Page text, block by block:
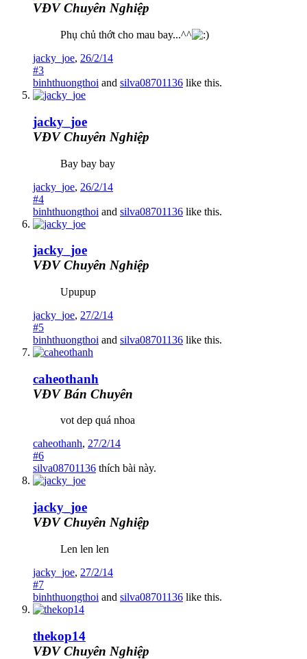
VĐV Chuyên Nghiệp
Phụ chủ thớt cho mau bay...^^
jacky_joe, 26/2/14
#3
binhthuongthoi and silva08701136 like this.
jacky_joe
VĐV Chuyên Nghiệp
Bay bay bay
jacky_joe, 26/2/14
#4
binhthuongthoi and silva08701136 like this.
jacky_joe
VĐV Chuyên Nghiệp
Upupup
jacky_joe, 27/2/14
#5
binhthuongthoi and silva08701136 like this.
caheothanh
VĐV Bán Chuyên
vot dep quá nhoa
caheothanh, 27/2/14
#6
silva08701136 thích bài này.
jacky_joe
VĐV Chuyên Nghiệp
Len len len
jacky_joe, 27/2/14
#7
binhthuongthoi and silva08701136 like this.
thekop14
VĐV Chuyên Nghiệp